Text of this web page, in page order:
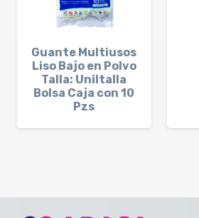
Guante Multiusos
Liso Bajo en Polvo
Talla: Uniltalla
Bolsa Caja con 10
Pzs